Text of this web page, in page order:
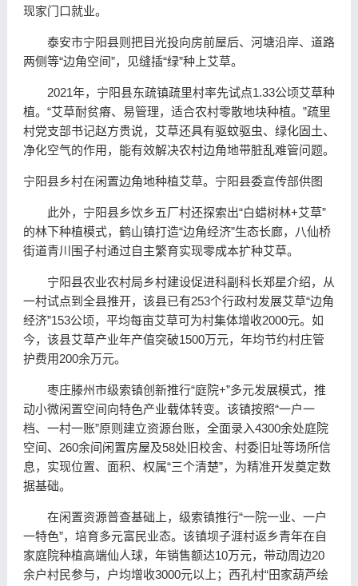
现家门口就业。
泰安市宁阳县则把目光投向房前屋后、河塘沿岸、道路
两侧等“边角空间”，见缝插“绿”种上艾草。
2021年，宁阳县东疏镇疏里村率先试点1.33公顷艾草种
植。“艾草耐贫瘠、易管理，适合农村零散地块种植。”疏里
村党支部书记赵方贵说，艾草还具有驱蚊驱虫、绿化固土、
净化空气的作用，能有效解决农村边角地带脏乱难管问题。
宁阳县乡村在闲置边角地种植艾草。宁阳县委宣传部供图
此外，宁阳县乡饮乡五厂村还探索出“白蜡树林+艾草”
的林下种植模式，鹤山镇打造“边角经济”生态长廊，八仙桥
街道青川围子村通过自主繁育实现零成本扩种艾草。
宁阳县农业农村局乡村建设促进科副科长郑星介绍，从
一村试点到全县推开，该县已有253个行政村发展艾草“边角
经济”153公顷，平均每亩艾草可为村集体增收2000元。如
今，该县艾草产业年产值突破1500万元，年均节约村庄管
护费用200余万元。
枣庄滕州市级索镇创新推行“庭院+”多元发展模式，推
动小微闲置空间向特色产业载体转变。该镇按照“一户一
档、一村一账”原则建立资源台账，全面录入4300余处庭院
空间、260余间闲置房屋及58处旧校舍、村委旧址等场所信
息，实现位置、面积、权属“三个清楚”，为精准开发奠定数
据基础。
在闲置资源普查基础上，级索镇推行“一院一业、一户
一特色”，培育多元富民业态。该镇坝子涯村返乡青年在自
家庭院种植高端仙人球，年销售额达10万元，带动周边20
余户村民参与，户均增收3000元以上；西孔村“田家葫芦绘